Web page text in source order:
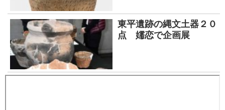
東平遺跡の縄文土器２０
点 嬬恋で企画展